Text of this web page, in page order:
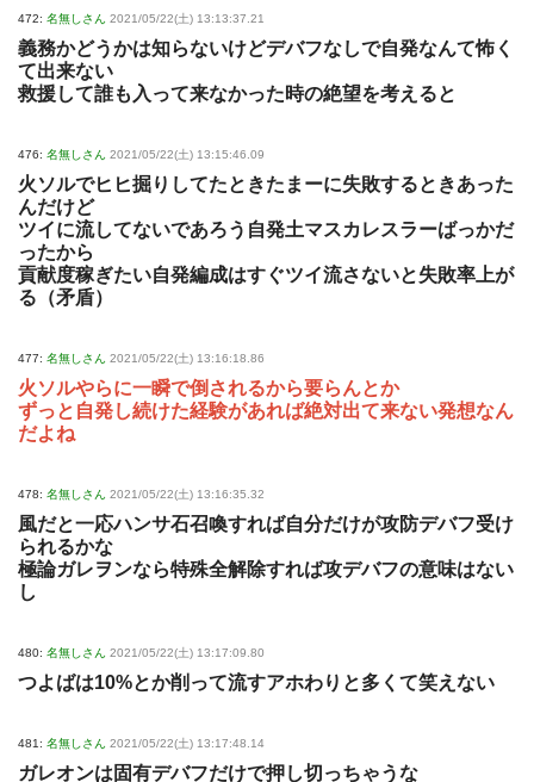
472: 名無しさん 2021/05/22(土) 13:13:37.21
義務かどうかは知らないけどデバフなしで自発なんて怖く
て出来ない
救援して誰も入って来なかった時の絶望を考えると
476: 名無しさん 2021/05/22(土) 13:15:46.09
火ソルでヒヒ掘りしてたときたまーに失敗するときあった
んだけど
ツイに流してないであろう自発土マスカレスラーばっかだ
ったから
貢献度稼ぎたい自発編成はすぐツイ流さないと失敗率上が
る（矛盾）
477: 名無しさん 2021/05/22(土) 13:16:18.86
火ソルやらに一瞬で倒されるから要らんとか
ずっと自発し続けた経験があれば絶対出て来ない発想なん
だよね
478: 名無しさん 2021/05/22(土) 13:16:35.32
風だと一応ハンサ石召喚すれば自分だけが攻防デバフ受け
られるかな
極論ガレヲンなら特殊全解除すれば攻デバフの意味はない
し
480: 名無しさん 2021/05/22(土) 13:17:09.80
つよばは10%とか削って流すアホわりと多くて笑えない
481: 名無しさん 2021/05/22(土) 13:17:48.14
ガレオンは固有デバフだけで押し切っちゃうな